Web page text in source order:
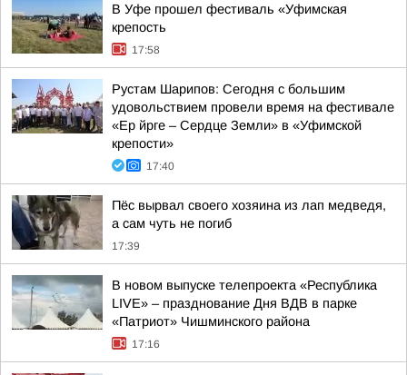
В Уфе прошел фестиваль «Уфимская
крепость
17:58
Рустам Шарипов: Сегодня с большим
удовольствием провели время на фестивале
«Ер йрге – Сердце Земли» в «Уфимской
крепости»
17:40
Пёс вырвал своего хозяина из лап медведя,
а сам чуть не погиб
17:39
В новом выпуске телепроекта «Республика
LIVE» – празднование Дня ВДВ в парке
«Патриот» Чишминского района
17:16